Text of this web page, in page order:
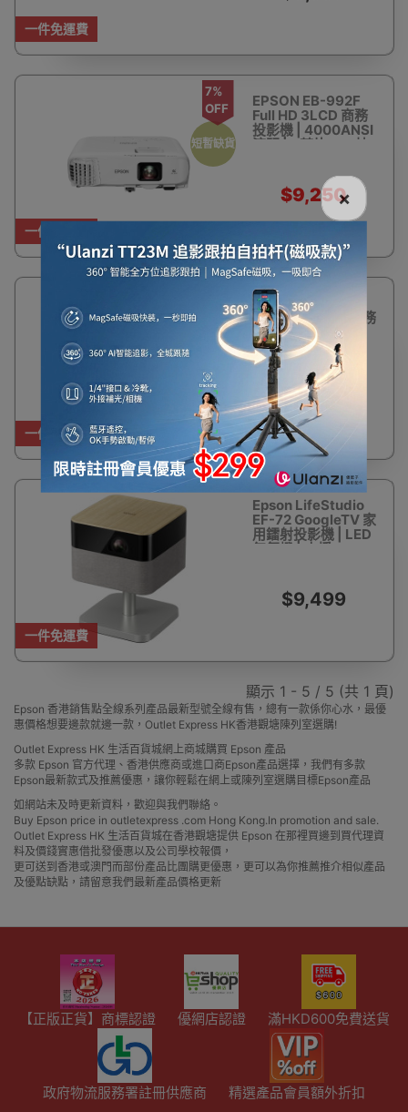
一件免運費
一件免運費
短暫缺貨
7%
OFF
EPSON EB-992F
Full HD 3LCD 商務
投影機 | 4000ANSI
流明 | 3芯片LCD技
$9,250
$9,988
一件免運費
OFF
EPSON EB-U50
WUXGA 3LCD 商務
液晶投影機 |
3700ANSI流明 | 3
芯片LCD技術 | 香港
行貨
$8,250
$8,800
一件免運費
Epson LifeStudio
EF-72 GoogleTV 家
用鐳射投影機 | LED
氣氛燈 | 支援
Disney+等 | 香港行
$9,499
顯示 1 - 5 / 5 (共 1 頁)
×
Epson 香港銷售點全線系列產品最新型號全線有售，總有一款係你心水，最優
惠價格想要邊款就邊一款，Outlet Express HK香港觀塘陳列室選購!
Outlet Express HK 生活百貨城網上商城購買 Epson 產品
多款 Epson 官方代理、香港供應商或進口商Epson產品選擇，我們有多款
Epson最新款式及推薦優惠，讓你輕鬆在網上或陳列室選購目標Epson產品
如網站未及時更新資料，歡迎與我們聯絡。
Buy Epson price in outletexpress .com Hong Kong.In promotion and sale.
Outlet Express HK 生活百貨城在香港觀塘提供 Epson 在那裡買邊到買代理資
料及價錢實惠借批發優惠以及公司學校報價，
更可送到香港或澳門而部份產品比團購更優惠，更可以為你推薦推介相似產品
及優點缺點，請留意我們最新產品價格更新
【正版正貨】商標認證 優網店認證 滿HKD600免費送貨
政府物流服務署註冊供應商 精選產品會員額外折扣